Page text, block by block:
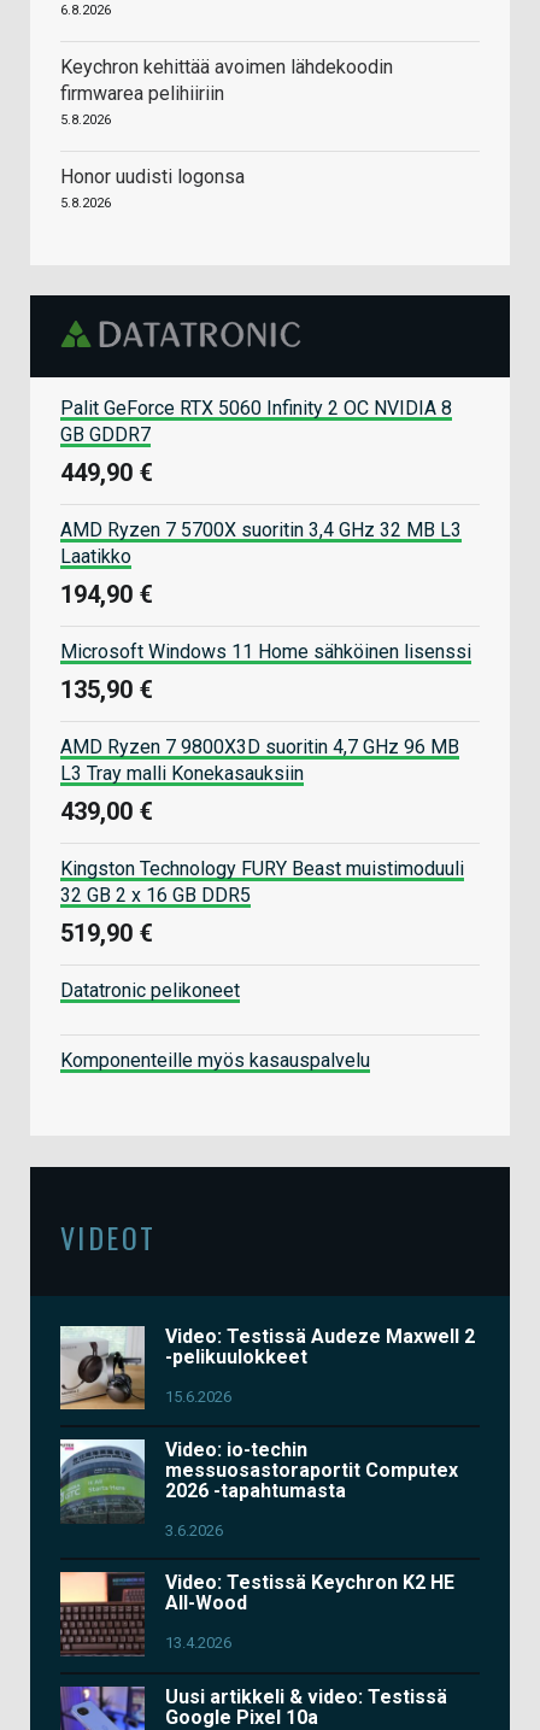
6.8.2026
Keychron kehittää avoimen lähdekoodin
firmwarea pelihiiriin
5.8.2026
Honor uudisti logonsa
5.8.2026
Palit GeForce RTX 5060 Infinity 2 OC NVIDIA 8
GB GDDR7
449,90 €
AMD Ryzen 7 5700X suoritin 3,4 GHz 32 MB L3
Laatikko
194,90 €
Microsoft Windows 11 Home sähköinen lisenssi
135,90 €
AMD Ryzen 7 9800X3D suoritin 4,7 GHz 96 MB
L3 Tray malli Konekasauksiin
439,00 €
Kingston Technology FURY Beast muistimoduuli
32 GB 2 x 16 GB DDR5
519,90 €
Datatronic pelikoneet
Komponenteille myös kasauspalvelu
VIDEOT
Video: Testissä Audeze Maxwell 2
-pelikuulokkeet
15.6.2026
Video: io-techin
messuosastoraportit Computex
2026 -tapahtumasta
3.6.2026
Video: Testissä Keychron K2 HE
All-Wood
13.4.2026
Uusi artikkeli & video: Testissä
Google Pixel 10a